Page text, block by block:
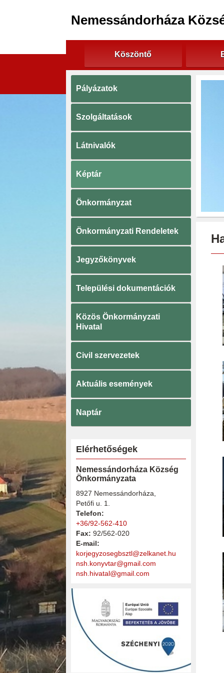
Nemessándorháza
Köszöntő
Pályázatok
Szolgáltatások
Látnivalók
Képtár
Önkormányzat
Önkormányzati Rendeletek
Jegyzőkönyvek
Települési dokumentációk
Közös Önkormányzati
Hivatal
Civil szervezetek
Aktuális események
Naptár
Elérhetőségek
Nemessándorháza Község
Önkormányzata
8927 Nemessándorháza,
Petőfi u. 1.
Telefon:
+36/92-562-410
Fax: 92/562-020
E-mail:
korjegyzosegbsztl@zelkanet.hu
nsh.konyvtar@gmail.com
nsh.hivatal@gmail.com